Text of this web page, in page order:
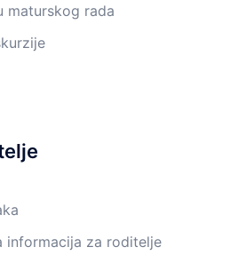
maturskog rada
informacija za roditelje